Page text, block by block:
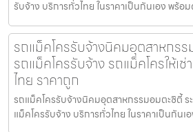
รับจ้าง บริการทั่วไทย ในราคาเป็นกันเอง พร้
รถแม็คโครรับจ้างนิคมอุตสาหกร
รถแม็คโครรับจ้าง รถแม็คโครให้เ
ไทย ราคาถูก
รถแม็คโครรับจ้างนิคมอุตสาหกรรมอมตะซิตี้ ร
แม็คโครรับจ้าง บริการทั่วไทย ในราคาเป็นกัน